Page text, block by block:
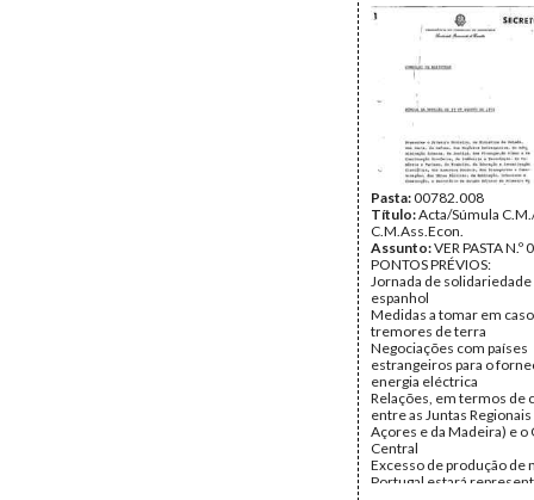
Pasta:00782.008
Título:Acta/Súmula
C.M.Ass.Econ.
Assunto:VER PASTA N.º
PONTOS PRÉVIOS:
Jornada de solidariedade
espanhol
Medidas a tomar em
tremores de terra
Negociações com países
estrangeiros para o
energia eléctrica
Relações, em termos de
entre as Juntas
Açores e da Madeira) e o
Central
Excesso de produção de
Portugal estará